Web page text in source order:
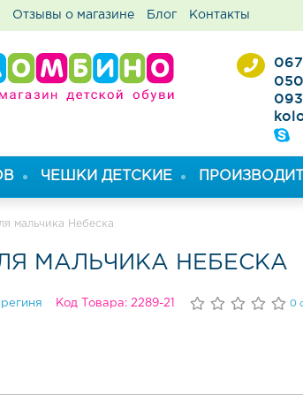
Отзывы о магазине Блог Контакты
ЧЕШКИ ДЕТСКИЕ
мальчика Небеска
МАЛЬЧИКА НЕБЕСКА
Код Товара: 2289-21 0